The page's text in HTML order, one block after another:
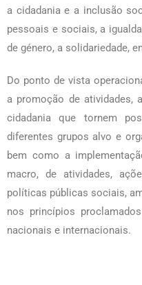
a cidadania e a inclusão
pessoais e sociais, a
de género, a solidariedade,
Do ponto de vista
a promoção de atividades,
cidadania que tornem
diferentes grupos alvo e
bem como a
macro, de atividades,
políticas públicas sociais,
nos princípios
nacionais e internacionais.